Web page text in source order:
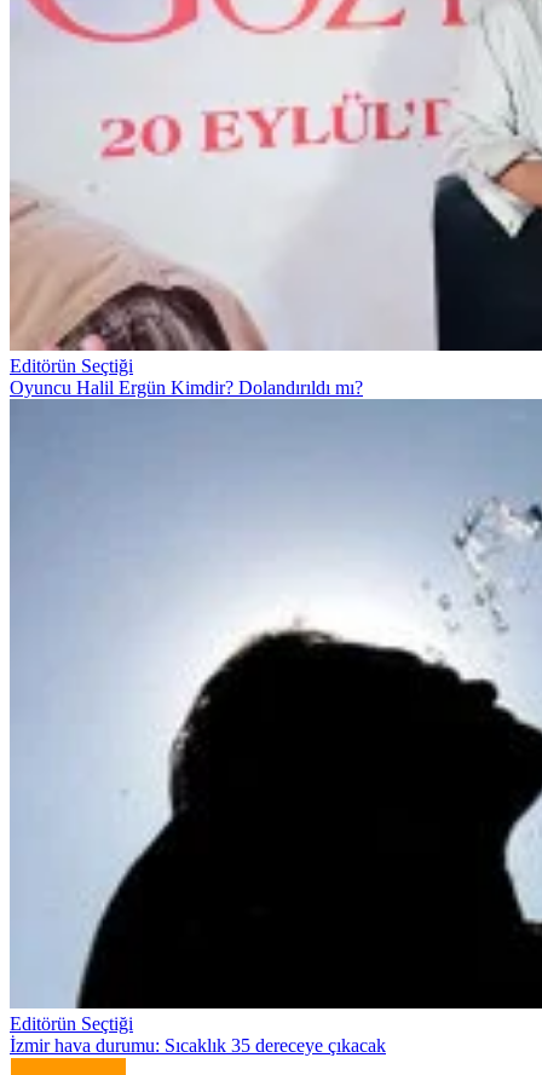
Editörün Seçtiği
Oyuncu Halil Ergün Kimdir? Dolandırıldı mı?
Editörün Seçtiği
İzmir hava durumu: Sıcaklık 35 dereceye çıkacak